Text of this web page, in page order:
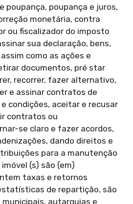
poupança, poupança e juros,
monetária, contra
ou fiscalizador do imposto
sua declaração, bens,
como as ações e
documentos, pré star
recorrer, fazer alternativo,
e assinar contratos de
condições, aceitar e recusar
contratos ou
se claro e fazer acordos,
dando direitos e
para a manutenção
(s) são (em)
taxas e retornos
de repartição, são
autarquias e